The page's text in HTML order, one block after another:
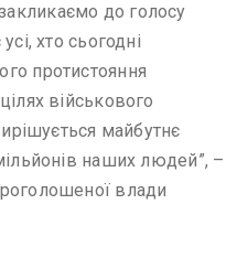
до голосу
хто сьогодні
протистояння
військового
майбутнє
наших людей”, –
влади